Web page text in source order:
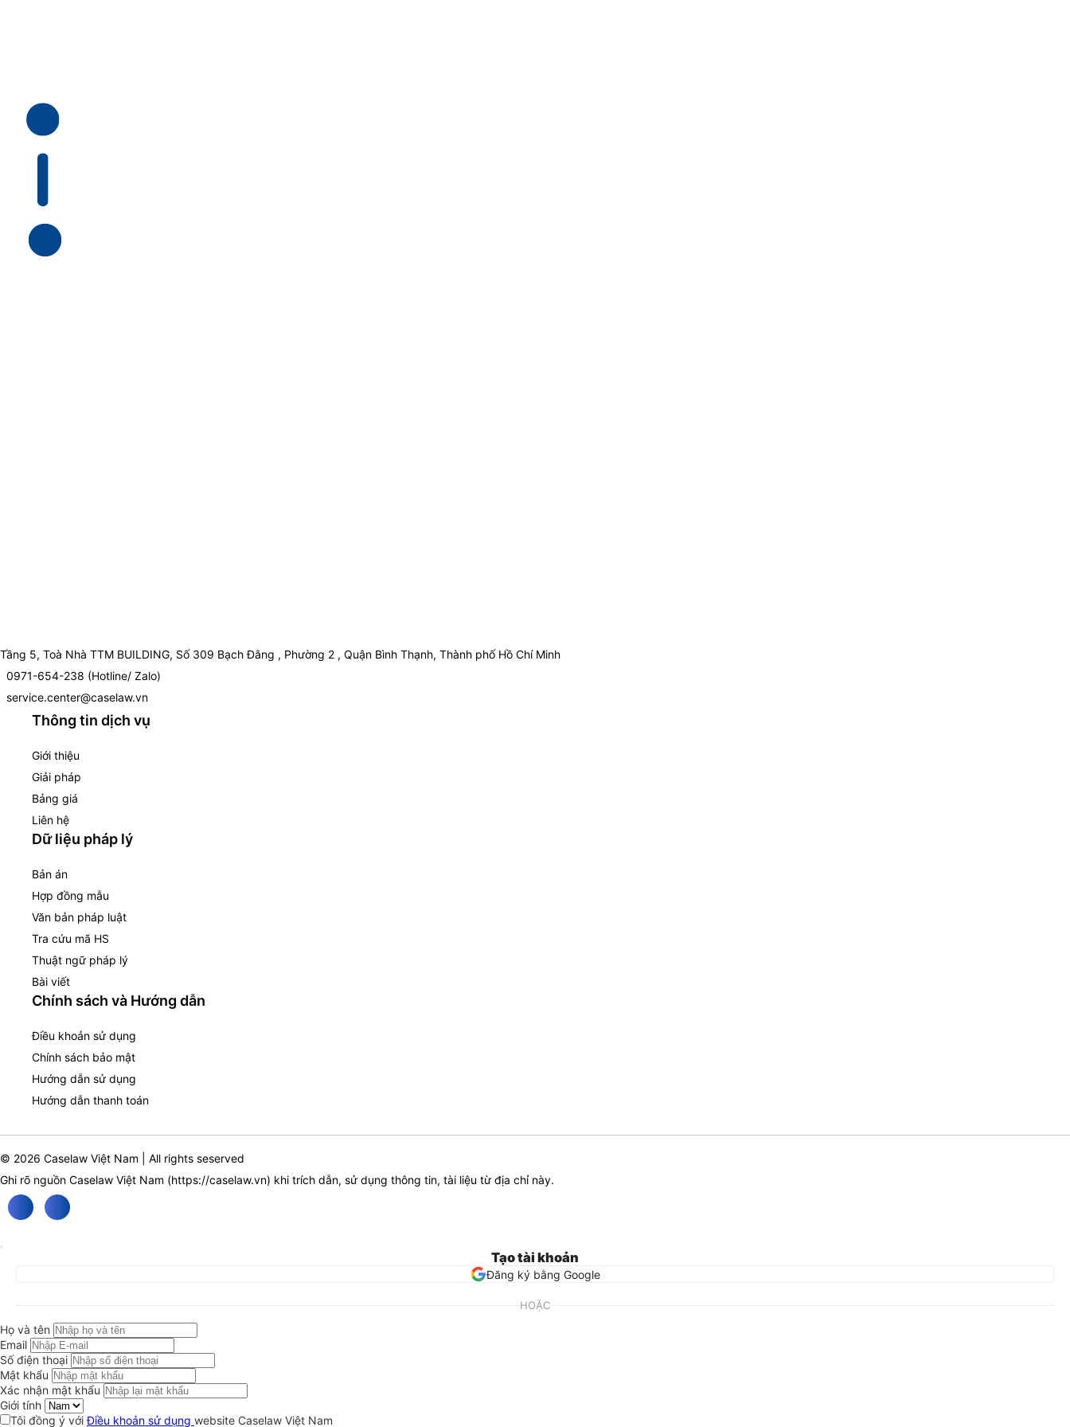
Tầng 5, Toà Nhà TTM BUILDING, Số 309 Bạch Đằng , Phường 2 , Quận Bình Thạnh, Thành phố Hồ Chí Minh
0971-654-238 (Hotline/ Zalo)
service.center@caselaw.vn
Thông tin dịch vụ
Giới thiệu
Giải pháp
Bảng giá
Liên hệ
Dữ liệu pháp lý
Bản án
Hợp đồng mẫu
Văn bản pháp luật
Tra cứu mã HS
Thuật ngữ pháp lý
Bài viết
Chính sách và Hướng dẫn
Điều khoản sử dụng
Chính sách bảo mật
Hướng dẫn sử dụng
Hướng dẫn thanh toán
© 2026 Caselaw Việt Nam | All rights seserved
Ghi rõ nguồn Caselaw Việt Nam (https://caselaw.vn) khi trích dẫn, sử dụng thông tin, tài liệu từ địa chỉ này.
Tạo tài khoản
Đăng ký bằng Google
HOẶC
Họ và tên
Email
Số điện thoại
Mật khẩu
Xác nhận mật khẩu
Giới tính
Tôi đồng ý vớiĐiều khoản sử dụng website Caselaw Việt Nam